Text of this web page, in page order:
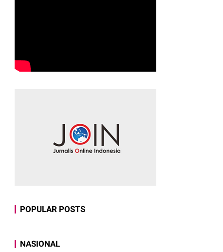
POPULAR POSTS
NASIONAL